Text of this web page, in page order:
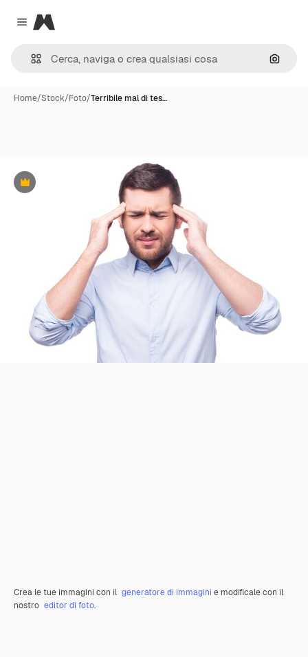
Close menu
Magnific
Cerca
Home/Stock/Foto/Terribile mal di tes…
Premium
Crea le tue immagini con il generatore di immagini e modificale con il
nostro editor di foto.